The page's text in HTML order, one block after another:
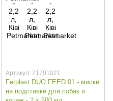
Артикул: 71701021
Ferplast DUO FEED 01 - миски
на подставке для собак и